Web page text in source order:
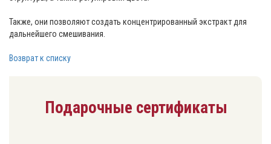
Также, они позволяют создать концентрированный экстракт для
дальнейшего смешивания.
Возврат к списку
Подарочные сертификаты